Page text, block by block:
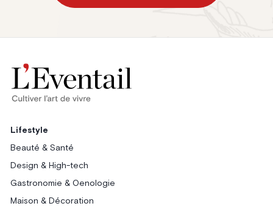
Lifestyle
Beauté & Santé
Design & High-tech
Gastronomie & Oenologie
Maison & Décoration